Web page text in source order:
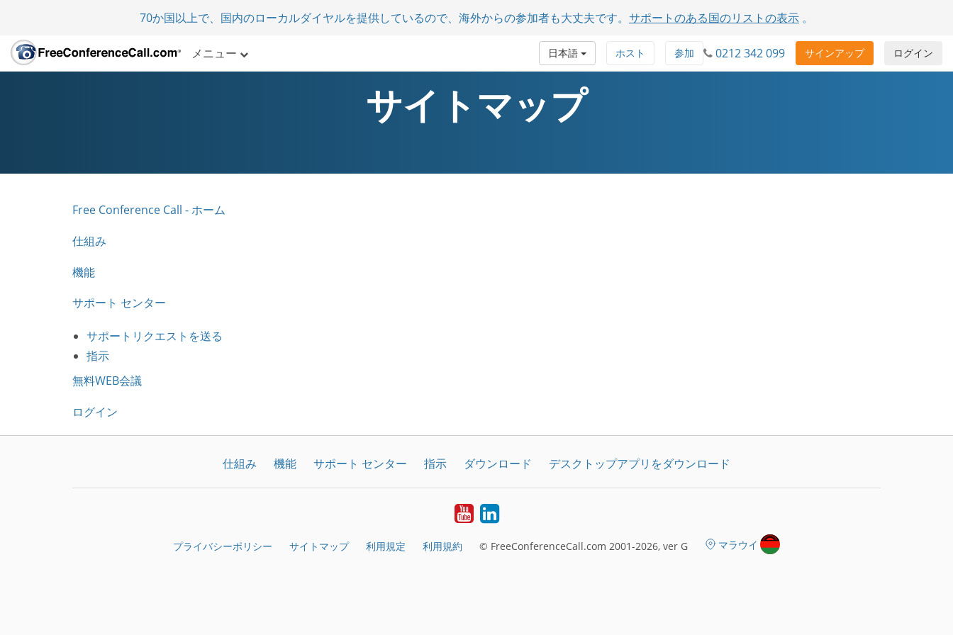
70か国以上で、国内のローカルダイヤルを提供しているので、海外からの参加者も大丈夫です。 サポートのある国のリストの表示 。
メニュー ログイン
サインアップ
0212 342 099
参加
ホスト
日本語
サイトマップ
Free Conference Call - ホーム
仕組み
機能
サポート センター
サポートリクエストを送る
指示
無料WEB会議
ログイン
仕組み 機能 サポート センター 指示 ダウンロード デスクトップアプリをダウンロード
YouTubeLinkedIn
プライバシーポリシー サイトマップ 利用規定 利用規約 © FreeConferenceCall.com 2001-2026, ver G マラウイ